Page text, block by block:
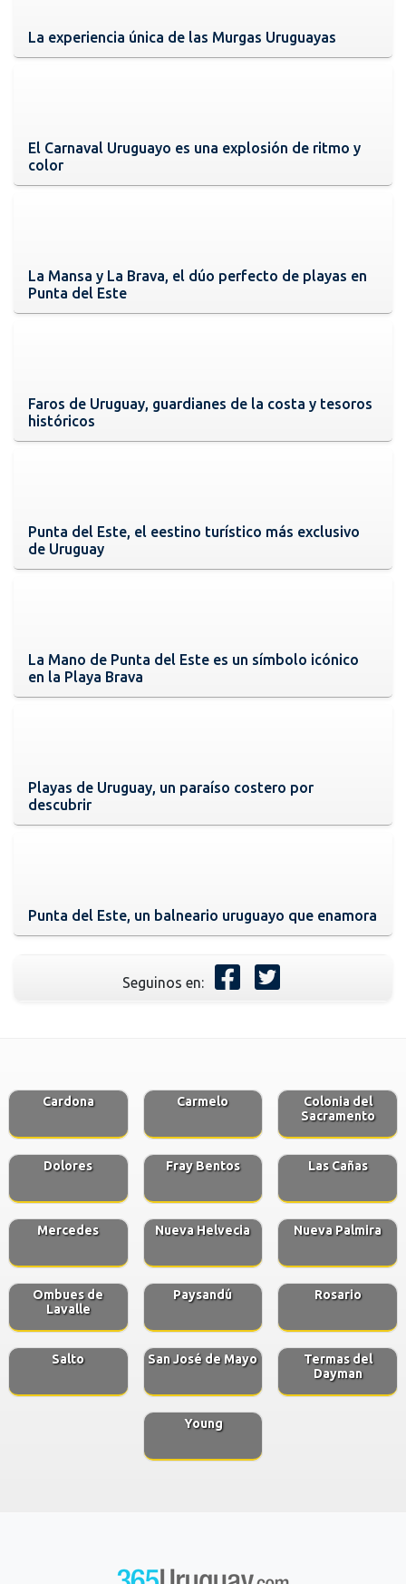
La experiencia única de las Murgas Uruguayas
El Carnaval Uruguayo es una explosión de ritmo y
color
La Mansa y La Brava, el dúo perfecto de playas en
Punta del Este
Faros de Uruguay, guardianes de la costa y tesoros
históricos
Punta del Este, el eestino turístico más exclusivo
de Uruguay
La Mano de Punta del Este es un símbolo icónico
en la Playa Brava
Playas de Uruguay, un paraíso costero por
descubrir
Punta del Este, un balneario uruguayo que enamora
Seguinos en:
Cardona Carmelo
Colonia del
Sacramento
Dolores Fray Bentos Las Cañas
Mercedes Nueva Helvecia Nueva Palmira
Ombues de
Lavalle
Paysandú Rosario
Salto San José de Mayo
Termas del
Dayman
Young